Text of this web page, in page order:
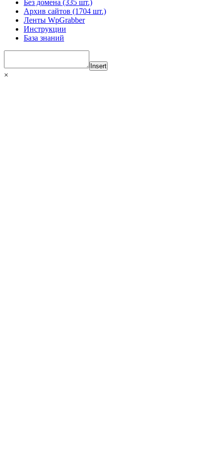
Без домена (335 шт.)
Архив сайтов (1704 шт.)
Ленты WpGrabber
Инструкции
База знаний
Insert
×